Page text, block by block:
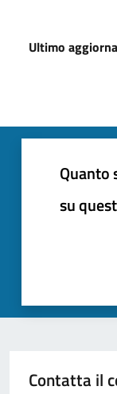
Ultimo
Quanto
su
Contatta il